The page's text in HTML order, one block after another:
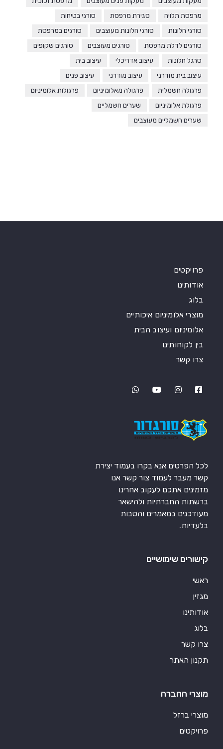
מרפסת תלויה
סגירת מרפסת
סורגי בטיחות
סורגי חלונות
סורגי חלונות מעוצבים
סורגים במרפסת
סורגים לדלת מרפסת
סורגים מעוצבים
סורגים שקופים
סרגל חלונות
עיצוב אדריכלי
עיצוב בית
עיצוב בית מודרני
עיצוב מודרני
עיצוב פנים
פרגולה חשמלית
פרגולה מאלומיניום
פרגולות אלומיניום
פרגולת אלומיניום
שערים חשמליים
שערים חשמליים מעוצבים
פרויקטים
אודותינו
בלוג
מוצרי אלומיניום איכותיים
אלומיניום ועיצוב הבית
בין לקוחותינו
צרו קשר
לכל הפרטים אנא בקרו בעמוד יצירת
קשר מעבר לעמוד צור קשר אנו
מזמינים אתכם לעקוב אחרינו
ברשתות החברתיות ולהישאר
מעודכנים במאמרים והטבות
בלעדיות.
קישורים שימושיים
ראשי
מגזין
אודותינו
בלוג
צרו קשר
תקנון האתר
מוצרי החברה
מוצרי ברזל
פרויקטים